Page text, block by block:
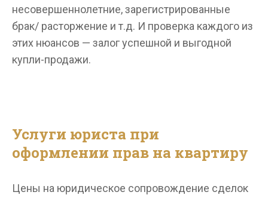
несовершеннолетние, зарегистрированные
брак/ расторжение и т.д. И проверка каждого из
этих нюансов — залог успешной и выгодной
купли-продажи.
Услуги юриста при
оформлении прав на квартиру
Цены на юридическое сопровождение сделок